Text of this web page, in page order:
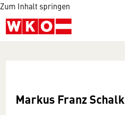
Zum Inhalt springen
Markus Franz Schalk